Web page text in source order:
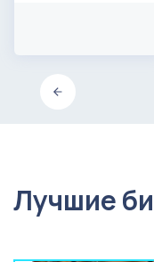
Лучшие